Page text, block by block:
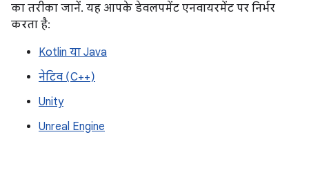
का तरीका जानें. यह आपके डेवलपमेंट एनवायरमेंट पर निर्भर
करता है:
Kotlin या Java
नेटिव (C++)
Unity
Unreal Engine